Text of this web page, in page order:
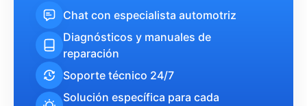
Chat con especialista automotriz
Diagnósticos y manuales de
reparación
Soporte técnico 24/7
Solución específica para cada